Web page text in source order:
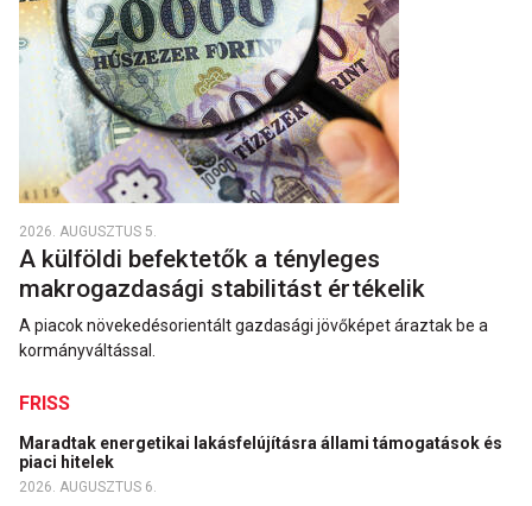
2026. AUGUSZTUS 5.
A külföldi befektetők a tényleges
makrogazdasági stabilitást értékelik
A piacok növekedésorientált gazdasági jövőképet áraztak be a
kormányváltással.
FRISS
Maradtak energetikai lakásfelújításra állami támogatások és
piaci hitelek
2026. AUGUSZTUS 6.